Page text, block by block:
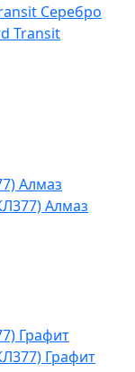
Transit
Алмаз
Графит